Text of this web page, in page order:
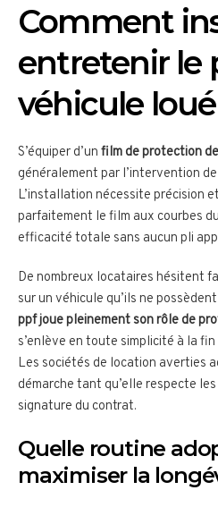
Comment
entretenir le
véhicule
S’équiper d’un film de protection
généralement par l’intervention
L’installation nécessite précision
parfaitement le film aux courbes
efficacité totale sans aucun pli
De nombreux locataires hésitent
sur un véhicule qu’ils ne
ppf joue pleinement son rôle de
s’enlève en toute simplicité à la
Les sociétés de location averties
démarche tant qu’elle respecte
signature du contrat.
Quelle routine
maximiser la